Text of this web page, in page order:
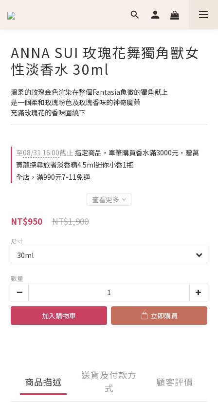
ANNA SUI 玫瑰花舞獨角獸女
性淡香水 30ml
溫柔的玫瑰金色渲染在整個Fantasia象徵的獨角獸上
是一個柔和玫瑰粉色及玫瑰香味的神奇魔藥
充滿玫瑰花的香味圍繞下
至08/31 16:00截止 指定商品，單筆購買香水滿3000元，贈萬
寶龍探尋旅者淡香精4.5ml迷你小香1瓶
全店，滿990元7-11免運
查看更多
NT$1,900
NT$950
尺寸
數量
加入購物車 立即購買
商品描述
送貨及付款方
式
顧客評價